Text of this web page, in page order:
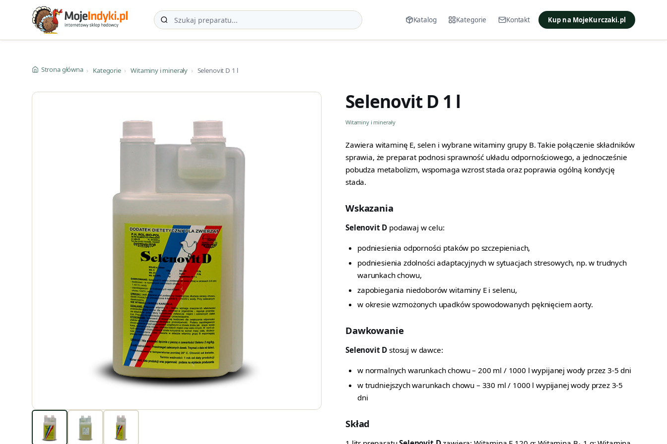
Katalog Kategorie Kontakt Kup na MojeKurczaki.pl
Strona główna › Kategorie › Witaminy i minerały › Selenovit D 1 l
Selenovit D 1 l
Witaminy i minerały
Zawiera witaminę E, selen i wybrane witaminy grupy B. Takie połączenie składników
sprawia, że preparat podnosi sprawność układu odpornościowego, a jednocześnie
pobudza metabolizm, wspomaga wzrost stada oraz poprawia ogólną kondycję
stada.
Wskazania
Selenovit D podawaj w celu:
podniesienia odporności ptaków po szczepieniach,
podniesienia zdolności adaptacyjnych w sytuacjach stresowych, np. w trudnych
warunkach chowu,
zapobiegania niedoborów witaminy E i selenu,
w okresie wzmożonych upadków spowodowanych pęknięciem aorty.
Dawkowanie
Selenovit D stosuj w dawce:
w normalnych warunkach chowu – 200 ml / 1000 l wypijanej wody przez 3-5 dni
w trudniejszych warunkach chowu – 330 ml / 1000 l wypijanej wody przez 3-5
dni
Skład